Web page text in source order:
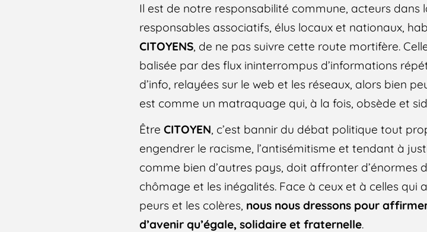
Il est de notre responsabilité commune, acteurs dans
responsables associatifs, élus locaux et nationaux,
CITOYENS, de ne pas suivre cette route mortifère.
balisée par des flux ininterrompus d’informations
d’info, relayées sur le web et les réseaux, alors bien
est comme un matraquage qui, à la fois, obsède et
ÊtreCITOYEN, c’est bannir du débat politique tout
engendrer le racisme, l’antisémitisme et tendant à
comme bien d’autres pays, doit affronter d’énormes
chômage et les inégalités. Face à ceux et à celles qui
peurs et les colères, nous nous dressons pour
d’avenir qu’égale, solidaire et fraternelle.